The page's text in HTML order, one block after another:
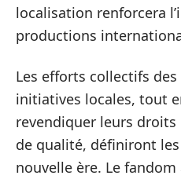
localisation renforcera
productions
Les efforts collectifs
initiatives locales, tout
revendiquer leurs droits
de qualité, définiront
nouvelle ère. Le fandom